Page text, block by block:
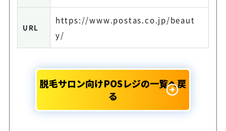
URL
https://www.postas.co.jp/beaut
y/
脱毛サロン向けPOSレジの一覧へ戻
る